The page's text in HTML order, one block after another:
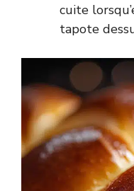
cuite
tapote